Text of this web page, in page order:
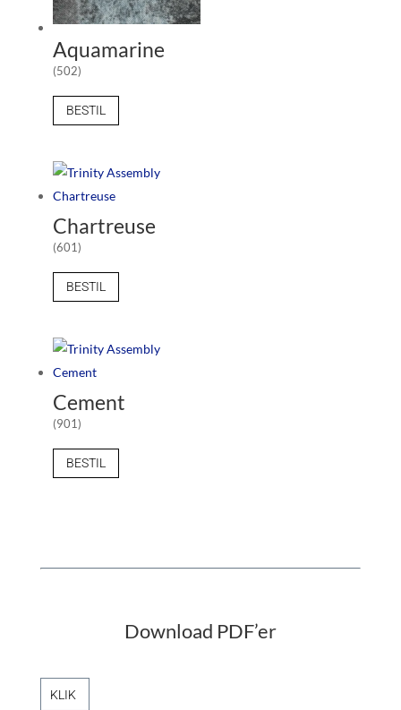
Aquamarine
(502)
BESTIL
Chartreuse
(601)
BESTIL
Cement
(901)
BESTIL
Download PDF’er
KLIK